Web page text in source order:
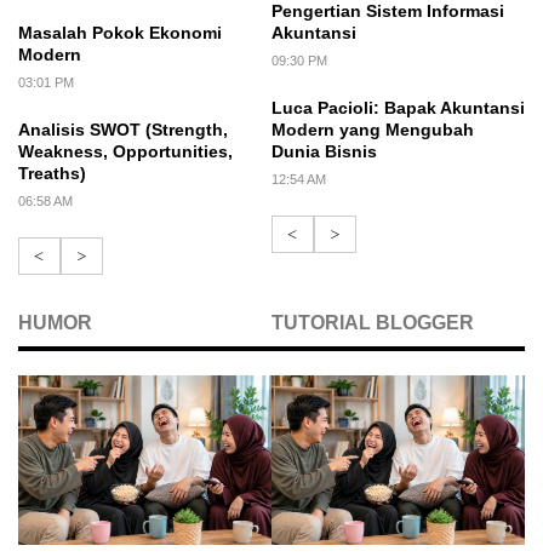
Masalah Pokok Ekonomi
Modern
03:01 PM
Analisis SWOT (Strength,
Weakness, Opportunities,
Treaths)
06:58 AM
< >
Pengertian Sistem Informasi
Akuntansi
09:30 PM
Luca Pacioli: Bapak Akuntansi
Modern yang Mengubah
Dunia Bisnis
12:54 AM
< >
HUMOR TUTORIAL BLOGGER